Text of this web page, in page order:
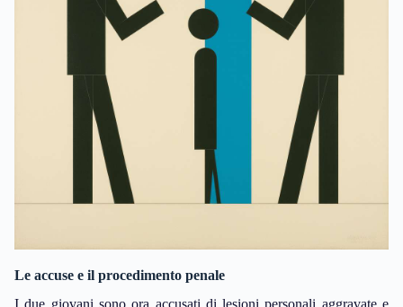
Le accuse e il procedimento penale